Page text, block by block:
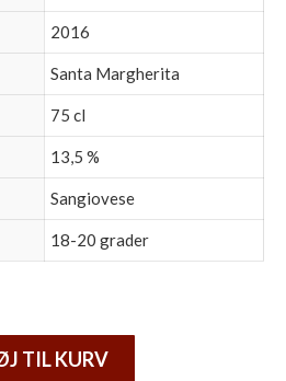
2016
Santa Margherita
75 cl
13,5 %
Sangiovese
18-20 grader
TIL KURV